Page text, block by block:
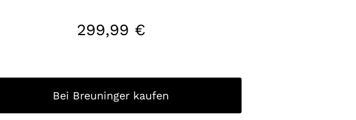
299,99 €
Bei Breuninger kaufen